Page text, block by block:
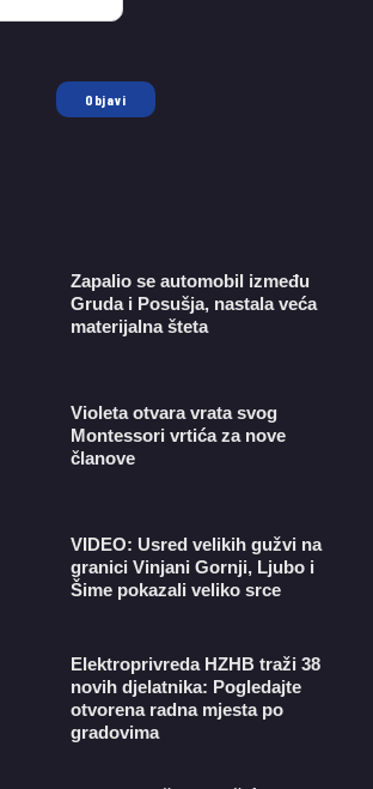
Objavi
Zapalio se automobil između
Gruda i Posušja, nastala veća
materijalna šteta
Violeta otvara vrata svog
Montessori vrtića za nove
članove
VIDEO: Usred velikih gužvi na
granici Vinjani Gornji, Ljubo i
Šime pokazali veliko srce
​Elektroprivreda HZHB traži 38
novih djelatnika: Pogledajte
otvorena radna mjesta po
gradovima